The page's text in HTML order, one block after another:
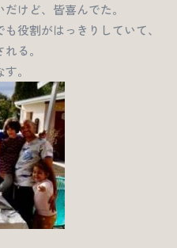
けど、皆喜んでた。
役割がはっきりしていて、
る。
。